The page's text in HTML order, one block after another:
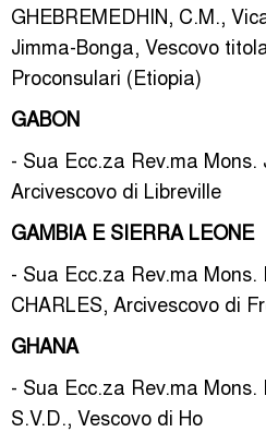
GHEBREMEDHIN, C.M.,
Jimma-Bonga, Vescovo
Proconsulari (Etiopia)
GABON
- Sua Ecc.za Rev.ma Mons.
Arcivescovo di Libreville
GAMBIA E SIERRA LEONE
- Sua Ecc.za Rev.ma
CHARLES, Arcivescovo di
GHANA
- Sua Ecc.za Rev.ma Mons.
S.V.D., Vescovo di Ho